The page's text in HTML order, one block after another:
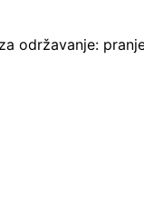
održavanje: